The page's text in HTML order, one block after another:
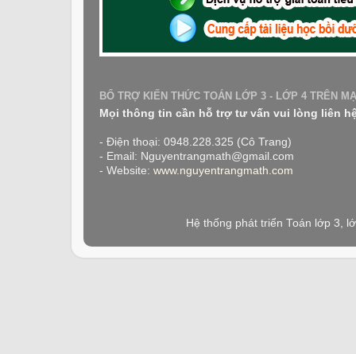
BỔ TRỢ KIẾN THỨC TOÁN LỚP 3 - LỚP 4 TRÊN
Mọi thông tin cần hỗ trợ tư vấn vui lòng liên
- Điện thoại: 0948.228.325 (Cô Trang)
- Email: Nguyentrangmath@gmail.com
- Website: www.nguyentrangmath.com
Hệ thống phát triển Toán lớp 3,